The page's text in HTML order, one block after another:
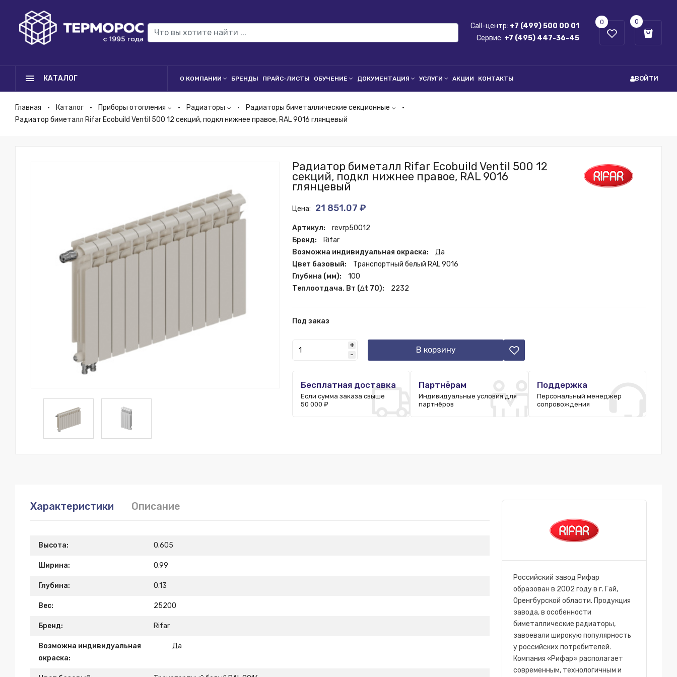
Call-центр: +7 (499) 500 00 01
Сервис: +7 (495) 447-36-45
0 0
КАТАЛОГ О КОМПАНИИ БРЕНДЫ ПРАЙС-ЛИСТЫ ОБУЧЕНИЕ ДОКУМЕНТАЦИЯ УСЛУГИ АКЦИИ КОНТАКТЫ ВОЙТИ
Главная Каталог Приборы отопления Радиаторы
Радиаторы биметаллические секционные
Радиатор биметалл Rifar Ecobuild Ventil 500 12 секций, подкл нижнее правое, RAL 9016 глянцевый
Радиатор биметалл Rifar Ecobuild Ventil 500 12
секций, подкл нижнее правое, RAL 9016
глянцевый
Цена: 21 851.07 ₽
Артикул:
revrp50012
Бренд:
Rifar
Возможна индивидуальная окраска:
Да
Цвет базовый:
Транспортный белый RAL 9016
Глубина (мм):
100
Теплоотдача, Вт (∆t 70):
2232
Под заказ
+
-
В корзину
Бесплатная доставка
Если сумма заказа свыше
50 000 ₽
Партнёрам
Индивидуальные условия для
партнёров
Поддержка
Персональный менеджер
сопровождения
Характеристики Описание
Высота: 0.605
Ширина: 0.99
Глубина: 0.13
Вес: 25200
Бренд: Rifar
Возможна индивидуальная
окраска:
Да
Российский завод Рифар
образован в 2002 году в г. Гай,
Оренгбурской области. Продукция
завода, в особенности
биметаллические радиаторы,
завоевали широкую популярность
у российских потребителей.
Компания «Рифар» располагает
современным, технологичным и